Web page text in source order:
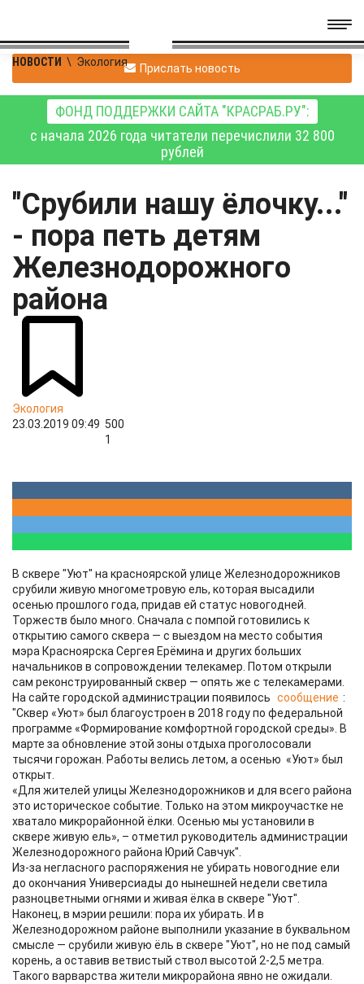
НОВОСТИ \ Экология Прислать новость
ФОНД ПОДДЕРЖКИ САЙТА "КРАСРАБ.РУ":
с начала 2026 года читатели перечислили 32 800
рублей
"Срубили нашу ёлочку..."
- пора петь детям
Железнодорожного
района
Экология
23.03.2019 09:49 500
1
В сквере "Уют" на красноярской улице Железнодорожников
срубили живую многометровую ель, которая высадили
осенью прошлого года, придав ей статус новогодней.
Торжеств было много. Сначала с помпой готовились к
открытию самого сквера — с выездом на место события
мэра Красноярска Сергея Ерёмина и других больших
начальников в сопровождении телекамер. Потом открыли
сам реконструированный сквер — опять же с телекамерами.
На сайте городской администрации появилось сообщение :
"Сквер «Уют» был благоустроен в 2018 году по федеральной
программе «Формирование комфортной городской среды». В
марте за обновление этой зоны отдыха проголосовали
тысячи горожан. Работы велись летом, а осенью «Уют» был
открыт.
«Для жителей улицы Железнодорожников и для всего района
это историческое событие. Только на этом микроучастке не
хватало микрорайонной ёлки. Осенью мы установили в
сквере живую ель», – отметил руководитель администрации
Железнодорожного района Юрий Савчук".
Из-за негласного распоряжения не убирать новогодние ели
до окончания Универсиады до нынешней недели светила
разноцветными огнями и живая ёлка в сквере "Уют".
Наконец, в мэрии решили: пора их убирать. И в
Железнодорожном районе выполнили указание в буквальном
смысле — срубили живую ёль в сквере "Уют", но не под самый
корень, а оставив ветвистый ствол высотой 2-2,5 метра.
Такого варварства жители микрорайона явно не ожидали.